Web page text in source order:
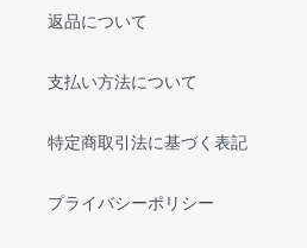
返品について
支払い方法について
特定商取引法に基づく表記
プライバシーポリシー